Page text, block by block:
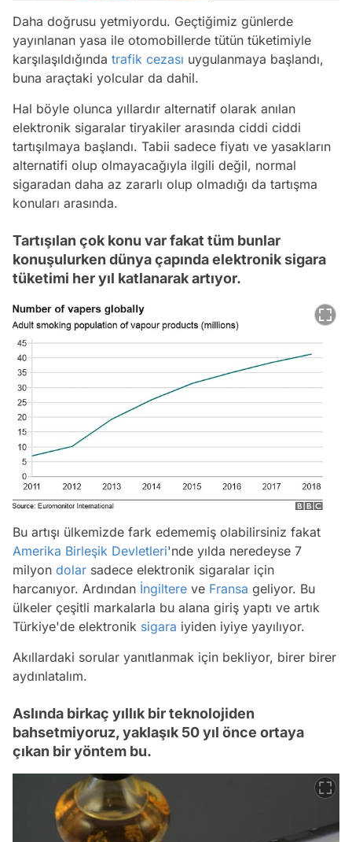
Daha doğrusu yetmiyordu. Geçtiğimiz günlerde
yayınlanan yasa ile otomobillerde tütün tüketimiyle
karşılaşıldığında trafik cezası uygulanmaya başlandı,
buna araçtaki yolcular da dahil.
Hal böyle olunca yıllardır alternatif olarak anılan
elektronik sigaralar tiryakiler arasında ciddi ciddi
tartışılmaya başlandı. Tabii sadece fiyatı ve yasakların
alternatifi olup olmayacağıyla ilgili değil, normal
sigaradan daha az zararlı olup olmadığı da tartışma
konuları arasında.
Tartışılan çok konu var fakat tüm bunlar
konuşulurken dünya çapında elektronik sigara
tüketimi her yıl katlanarak artıyor.
Bu artışı ülkemizde fark edememiş olabilirsiniz fakat
Amerika Birleşik Devletleri'nde yılda neredeyse 7
milyon dolar sadece elektronik sigaralar için
harcanıyor. Ardından İngiltere ve Fransa geliyor. Bu
ülkeler çeşitli markalarla bu alana giriş yaptı ve artık
Türkiye'de elektronik sigara iyiden iyiye yayılıyor.
Akıllardaki sorular yanıtlanmak için bekliyor, birer birer
aydınlatalım.
Aslında birkaç yıllık bir teknolojiden
bahsetmiyoruz, yaklaşık 50 yıl önce ortaya
çıkan bir yöntem bu.